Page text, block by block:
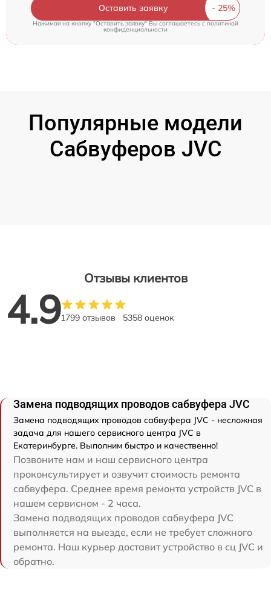
Оставить заявку
Нажимая на кнопку "Оставить заявку" Вы соглашаетесь cполитикой
конфиденциальности
Популярные модели
Сабвуферов JVC
Отзывы клиентов
4.91799 отзывов 5358 оценок
Замена подводящих проводов сабвуфера JVC
Замена подводящих проводов сабвуфера JVC - несложная
задача для нашего сервисного центра JVC в
Екатеринбурге. Выполним быстро и качественно!
Позвоните нам и наш сервисного центра
проконсультирует и озвучит стоимость ремонта
сабвуфера. Среднее время ремонта устройств JVC в
нашем сервисном - 2 часа.
Замена подводящих проводов сабвуфера JVC
выполняется на выезде, если не требует сложного
ремонта. Наш курьер доставит устройство в сц JVC и
обратно.